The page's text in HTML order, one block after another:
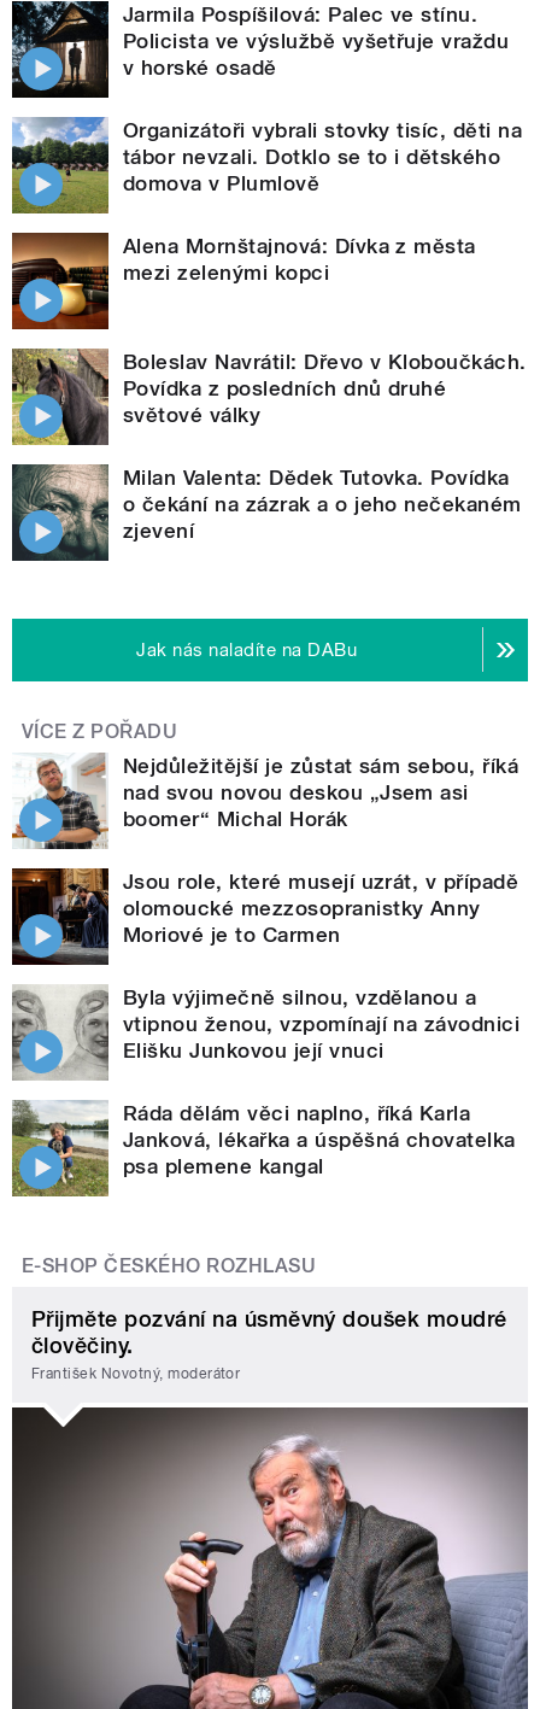
Jarmila Pospíšilová: Palec ve stínu.
Policista ve výslužbě vyšetřuje vraždu
v horské osadě
Organizátoři vybrali stovky tisíc, děti na
tábor nevzali. Dotklo se to i dětského
domova v Plumlově
Alena Mornštajnová: Dívka z města
mezi zelenými kopci
Boleslav Navrátil: Dřevo v Kloboučkách.
Povídka z posledních dnů druhé
světové války
Milan Valenta: Dědek Tutovka. Povídka
o čekání na zázrak a o jeho nečekaném
zjevení
Jak nás naladíte na DABu
VÍCE Z POŘADU
Nejdůležitější je zůstat sám sebou, říká
nad svou novou deskou „Jsem asi
boomer“ Michal Horák
Jsou role, které musejí uzrát, v případě
olomoucké mezzosopranistky Anny
Moriové je to Carmen
Byla výjimečně silnou, vzdělanou a
vtipnou ženou, vzpomínají na závodnici
Elišku Junkovou její vnuci
Ráda dělám věci naplno, říká Karla
Janková, lékařka a úspěšná chovatelka
psa plemene kangal
E-SHOP ČESKÉHO ROZHLASU
Přijměte pozvání na úsměvný doušek moudré
člověčiny.
František Novotný, moderátor